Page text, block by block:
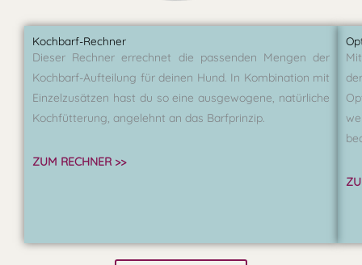
Kochbarf-Rechner
Dieser Rechner errechnet die passenden Mengen der
Kochbarf-Aufteilung für deinen Hund. In Kombination mit
Einzelzusätzen hast du so eine ausgewogene, natürliche
Kochfütterung, angelehnt an das Barfprinzip.
ZUM RECHNER >>